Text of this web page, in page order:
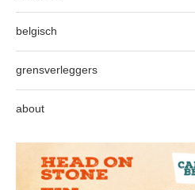
belgisch
grensverleggers
about